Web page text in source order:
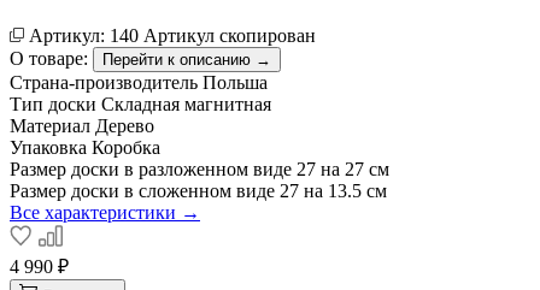
Артикул: 140 Артикул скопирован
О товаре:
Перейти к описанию →
Страна-производитель Польша
Тип доски Складная магнитная
Материал Дерево
Упаковка Коробка
Размер доски в разложенном виде 27 на 27 см
Размер доски в сложенном виде 27 на 13.5 см
Все характеристики →
4 990 ₽